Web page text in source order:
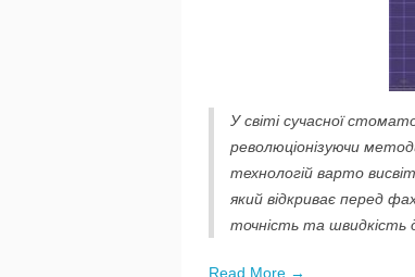
У світі сучасної
революціонізуючи
технологій варто
який відкриває перед
точність та швидкість
Read More →